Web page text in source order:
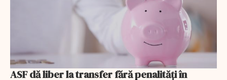
ASF dă liber la transfer fără penalități în